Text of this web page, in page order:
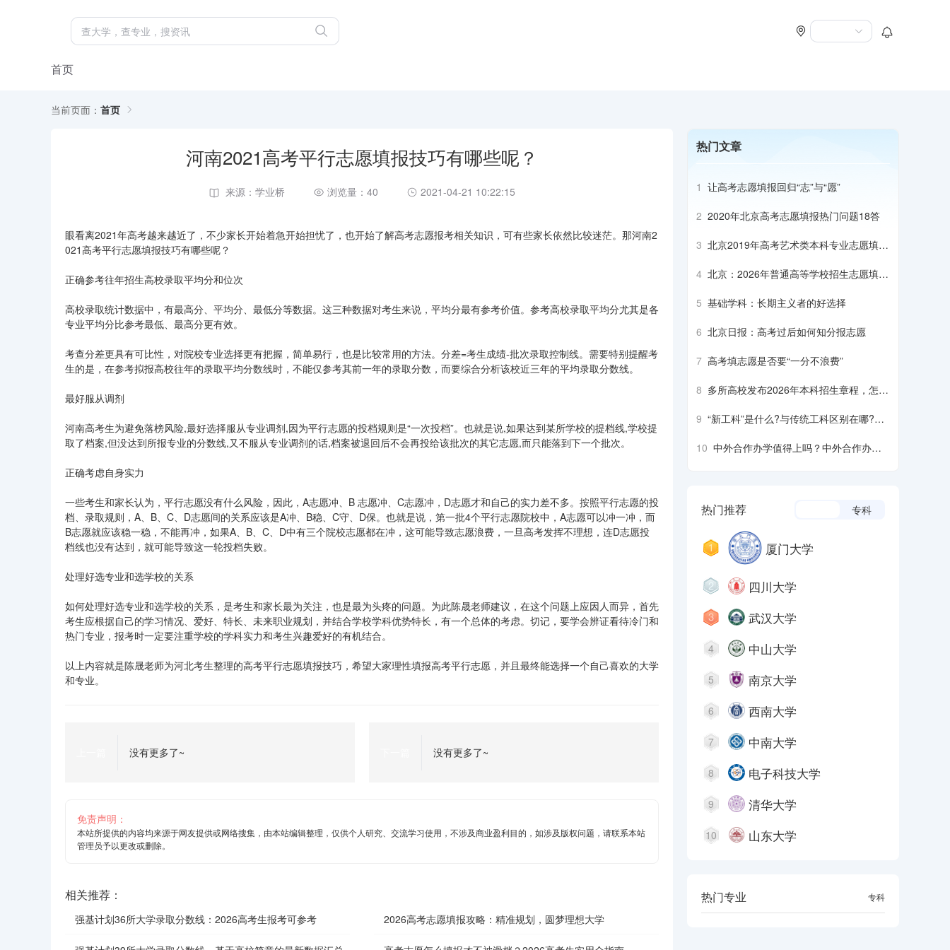
首页
当前页面： 首页
河南2021高考平行志愿填报技巧有哪些呢？
来源：学业桥 浏览量：40 2021-04-21 10:22:15
眼看离2021年高考越来越近了，不少家长开始着急开始担忧了，也开始了解高考志愿报考相关知识，可有些家长依然比较迷茫。那河南2
021高考平行志愿填报技巧有哪些呢？
正确参考往年招生高校录取平均分和位次
高校录取统计数据中，有最高分、平均分、最低分等数据。这三种数据对考生来说，平均分最有参考价值。参考高校录取平均分尤其是各
专业平均分比参考最低、最高分更有效。
考查分差更具有可比性，对院校专业选择更有把握，简单易行，也是比较常用的方法。分差=考生成绩-批次录取控制线。需要特别提醒考
生的是，在参考拟报高校往年的录取平均分数线时，不能仅参考其前一年的录取分数，而要综合分析该校近三年的平均录取分数线。
最好服从调剂
河南高考生为避免落榜风险,最好选择服从专业调剂,因为平行志愿的投档规则是“一次投档”。也就是说,如果达到某所学校的提档线,学校提
取了档案,但没达到所报专业的分数线,又不服从专业调剂的话,档案被退回后不会再投给该批次的其它志愿,而只能落到下一个批次。
正确考虑自身实力
一些考生和家长认为，平行志愿没有什么风险，因此，A志愿冲、B 志愿冲、C志愿冲，D志愿才和自己的实力差不多。按照平行志愿的投
档、录取规则，A、B、C、D志愿间的关系应该是A冲、B稳、C守、D保。也就是说，第一批4个平行志愿院校中，A志愿可以冲一冲，而
B志愿就应该稳一稳，不能再冲，如果A、B、C、D中有三个院校志愿都在冲，这可能导致志愿浪费，一旦高考发挥不理想，连D志愿投
档线也没有达到，就可能导致这一轮投档失败。
处理好选专业和选学校的关系
如何处理好选专业和选学校的关系，是考生和家长最为关注，也是最为头疼的问题。为此陈晟老师建议，在这个问题上应因人而异，首先
考生应根据自己的学习情况、爱好、特长、未来职业规划，并结合学校学科优势特长，有一个总体的考虑。切记，要学会辨证看待冷门和
热门专业，报考时一定要注重学校的学科实力和考生兴趣爱好的有机结合。
以上内容就是陈晟老师为河北考生整理的高考平行志愿填报技巧，希望大家理性填报高考平行志愿，并且最终能选择一个自己喜欢的大学
和专业。
没有更多了~ 没有更多了~
免责声明：
本站所提供的内容均来源于网友提供或网络搜集，由本站编辑整理，仅供个人研究、交流学习使用，不涉及商业盈利目的，如涉及版权问题，请联系本站
管理员予以更改或删除。
相关推荐：
强基计划36所大学录取分数线：2026高考生报考可参考 2026高考志愿填报攻略：精准规划，圆梦理想大学
热门文章
1 让高考志愿填报回归“志”与“愿”
2 2020年北京高考志愿填报热门问题18答
3 北京2019年高考艺术类本科专业志愿填报
4 北京：2026年普通高等学校招生志愿填报
5 基础学科：长期主义者的好选择
6 北京日报：高考过后如何知分报志愿
7 高考填志愿是否要“一分不浪费”
8 多所高校发布2026年本科招生章程，怎么
9 “新工科”是什么?与传统工科区别在哪?四
10 中外合作办学值得上吗？中外合作办学
热门推荐 专科
厦门大学
四川大学
武汉大学
4 中山大学
5 南京大学
6 西南大学
7 中南大学
8 电子科技大学
9 清华大学
10 山东大学
热门专业 专科